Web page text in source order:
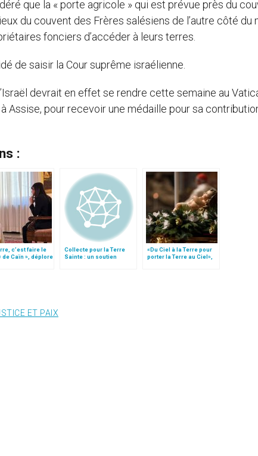
que la « porte agricole » qui est prévue près du
du couvent des Frères salésiens de l’autre côté du
fonciers d’accéder à leurs terres.
de saisir la Cour suprême israélienne.
devrait en effet se rendre cette semaine au
Assise, pour recevoir une médaille pour sa
:
c’est faire le
de Caïn », déplore
Collecte pour la Terre
Sainte : un soutien
«Du Ciel à la Terre pour
porter la Terre au Ciel»,
ET PAIX